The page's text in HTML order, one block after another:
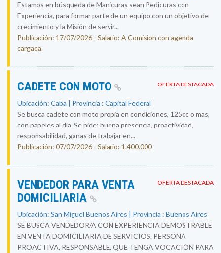
Estamos en búsqueda de Manicuras sean Pedicuras con
Experiencia, para formar parte de un equipo con un objetivo de
crecimiento y la Misión de servir...
Publicación: 17/07/2026 - Salario: A Comision con agenda
cargada.
OFERTA DESTACADA
CADETE CON MOTO
Ubicación: Caba | Provincia : Capital Federal
Se busca cadete con moto propia en condiciones, 125cc o mas,
con papeles al día. Se pide: buena presencia, proactividad,
responsabilidad, ganas de trabajar en...
Publicación: 07/07/2026 - Salario: 1.400.000
OFERTA DESTACADA
VENDEDOR PARA VENTA
DOMICILIARIA
Ubicación: San Miguel Buenos Aires | Provincia : Buenos Aires
SE BUSCA VENDEDOR/A CON EXPERIENCIA DEMOSTRABLE
EN VENTA DOMICILIARIA DE SERVICIOS. PERSONA
PROACTIVA, RESPONSABLE, QUE TENGA VOCACIÓN PARA